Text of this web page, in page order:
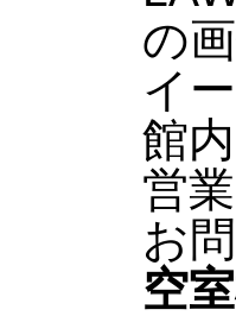
イ
館
営
お
空